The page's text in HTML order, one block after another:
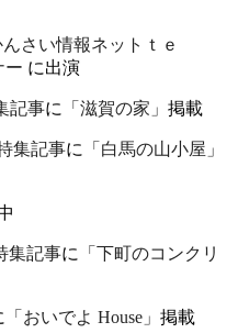
さい情報ネットｔｅ
ー に出演
記事に 「滋賀の家」 掲載
集記事に
「白馬の山小屋」
集記事に
「下町のコンクリ
「おいでよ House」 掲載